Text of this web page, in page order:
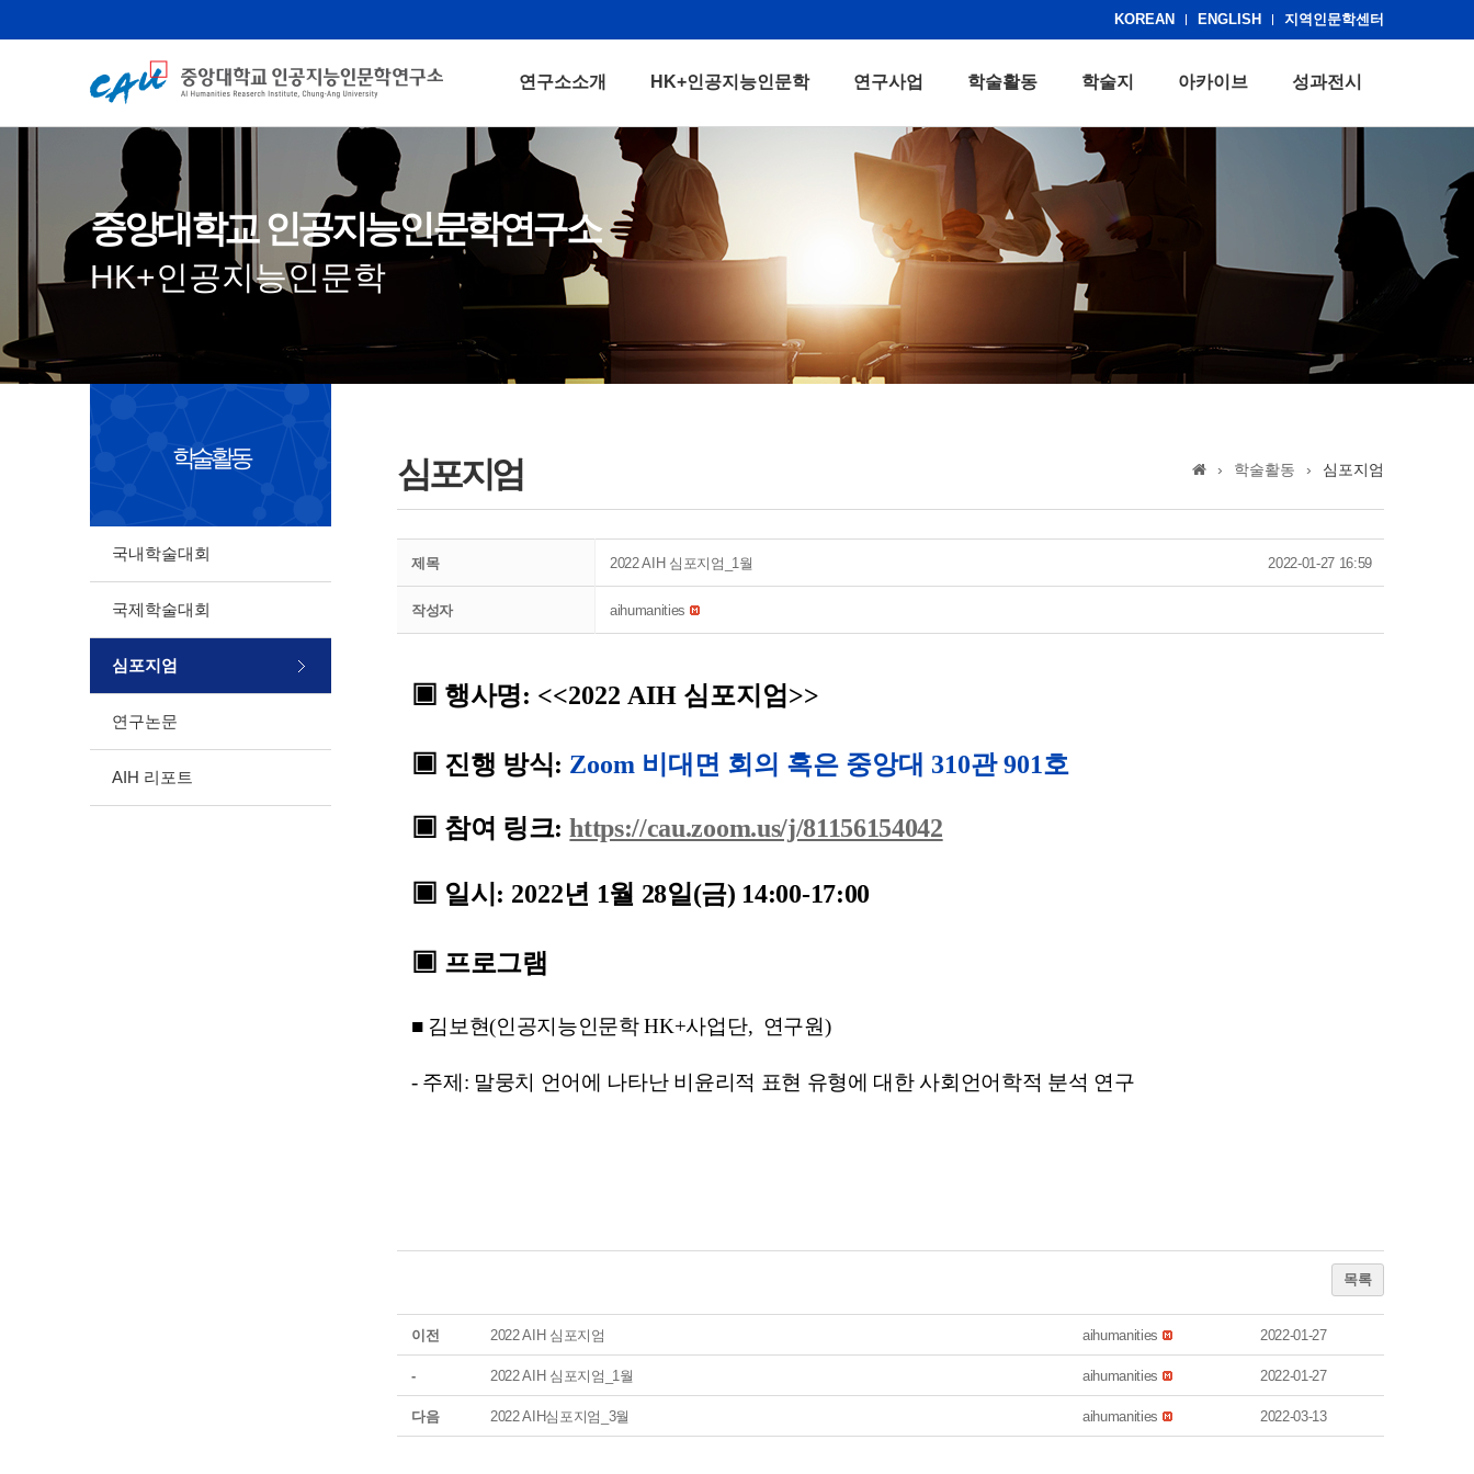
KOREAN ENGLISH 지역인문학센터
연구소소개 HK+인공지능인문학 연구사업 학술활동 학술지 아카이브 성과전시
중앙대학교 인공지능인문학연구소
HK+인공지능인문학
학술활동
국내학술대회
국제학술대회
심포지엄
연구논문
AIH 리포트
› 학술활동 › 심포지엄
심포지엄
제목 2022 AIH 심포지엄_1월 2022-01-27 16:59
작성자 aihumanities
▣ 행사명: <<2022 AIH 심포지엄>>
▣ 진행 방식: Zoom 비대면 회의 혹은 중앙대 310관 901호
▣ 참여 링크: https://cau.zoom.us/j/81156154042
▣ 일시 : 2022년 1월 28일(금) 14:00-17:00
▣ 프로그램
■ 김보현(인공지능인문학 HK+사업단, 연구원)
- 주제: 말뭉치 언어에 나타난 비윤리적 표현 유형에 대한 사회언어학적 분석 연구
목록
이전 2022 AIH 심포지엄 aihumanities 2022-01-27
- 2022 AIH 심포지엄_1월 aihumanities 2022-01-27
다음 2022 AIH심포지엄_3월 aihumanities 2022-03-13